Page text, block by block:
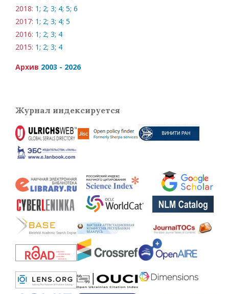
2018: 1; 2; 3; 4; 5; 6
2017: 1; 2; 3; 4; 5
2016: 1; 2; 3; 4
2015: 1; 2; 3; 4
Архив 2003 - 2026
Журнал индексируется